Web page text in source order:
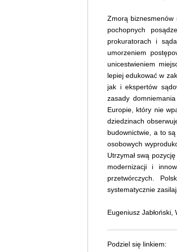
Zmorą
pochopnych
prokuratorach i
umorzeniem
unicestwieniem
lepiej edukować w
jak i ekspertów
zasady
Europie, który nie
dziedzinach
budownictwie, a to
osobowych
Utrzymał swą
modernizacji i
przetwórczych.
systematycznie
Eugeniusz Jabłoński,
Podziel się linkiem: